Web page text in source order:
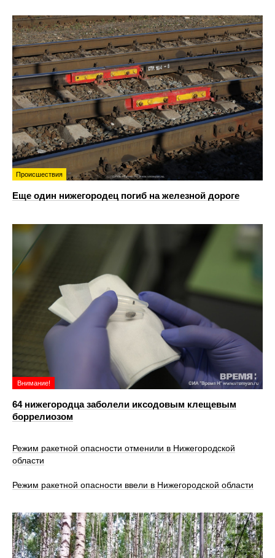
Происшествия
Еще один нижегородец погиб на железной дороге
Внимание!
64 нижегородца заболели иксодовым клещевым
боррелиозом
Режим ракетной опасности отменили в Нижегородской
области
Режим ракетной опасности ввели в Нижегородской области